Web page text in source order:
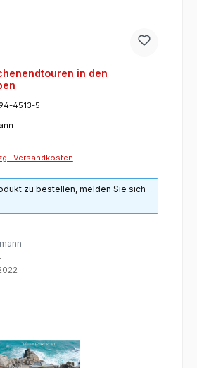
in den
4513-5
Versandkosten
zu bestellen, melden Sie sich